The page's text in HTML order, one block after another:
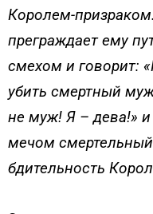
Королем-
преграждает ему
смехом и говорит:
убить смертный
не муж! Я – дева!»
мечом
бдительность